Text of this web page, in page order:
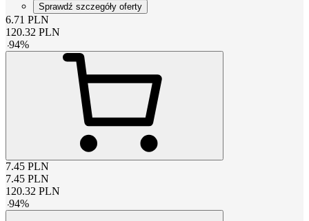
Sprawdź szczegóły oferty
6.71 PLN
120.32 PLN
-94%
7.45 PLN
7.45 PLN
120.32 PLN
-94%